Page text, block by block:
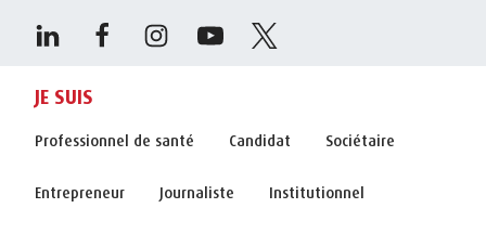
JE SUIS
Professionnel de santé Candidat Sociétaire
Entrepreneur Journaliste Institutionnel